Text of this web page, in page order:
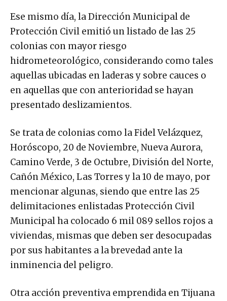
Ese mismo día, la Dirección Municipal de
Protección Civil emitió un listado de las 25
colonias con mayor riesgo
hidrometeorológico, considerando como tales
aquellas ubicadas en laderas y sobre cauces o
en aquellas que con anterioridad se hayan
presentado deslizamientos.
Se trata de colonias como la Fidel Velázquez,
Horóscopo, 20 de Noviembre, Nueva Aurora,
Camino Verde, 3 de Octubre, División del Norte,
Cañón México, Las Torres y la 10 de mayo, por
mencionar algunas, siendo que entre las 25
delimitaciones enlistadas Protección Civil
Municipal ha colocado 6 mil 089 sellos rojos a
viviendas, mismas que deben ser desocupadas
por sus habitantes a la brevedad ante la
inminencia del peligro.
Otra acción preventiva emprendida en Tijuana